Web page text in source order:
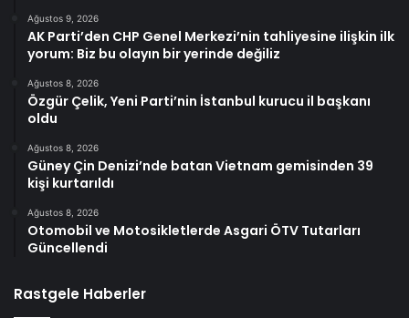
Ağustos 9, 2026
AK Parti’den CHP Genel Merkezi’nin tahliyesine ilişkin ilk
yorum: Biz bu olayın bir yerinde değiliz
Ağustos 8, 2026
Özgür Çelik, Yeni Parti’nin İstanbul kurucu il başkanı
oldu
Ağustos 8, 2026
Güney Çin Denizi’nde batan Vietnam gemisinden 39
kişi kurtarıldı
Ağustos 8, 2026
Otomobil ve Motosikletlerde Asgari ÖTV Tutarları
Güncellendi
Rastgele Haberler